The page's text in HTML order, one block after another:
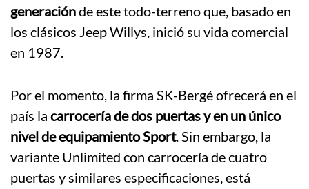
generaciónde este todo-terreno que, basado en
los clásicos Jeep Willys, inició su vida comercial
en 1987.
Por el momento, la firma SK-Bergé ofrecerá en el
país la carrocería de dos puertasy en un único
nivel de equipamiento Sport. Sin embargo, la
variante Unlimited con carrocería de cuatro
puertas y similares especificaciones, está